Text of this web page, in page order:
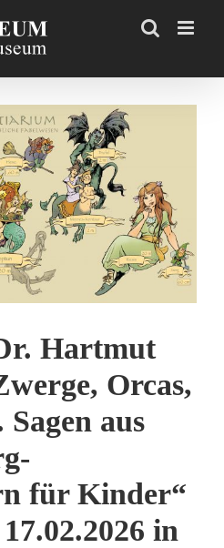
Hartmut
Orcas,
Sagen aus
für Kinder“
in